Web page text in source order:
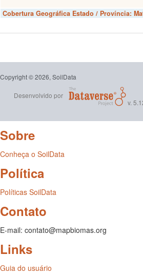
Cobertura Geográfica Estado / Província:
Copyright © 2026, SoilData
Desenvolvido por
v.
Sobre
Conheça o SoilData
Política
Políticas SoilData
Contato
E-mail: contato@mapbiomas.org
Links
Guia do usuário